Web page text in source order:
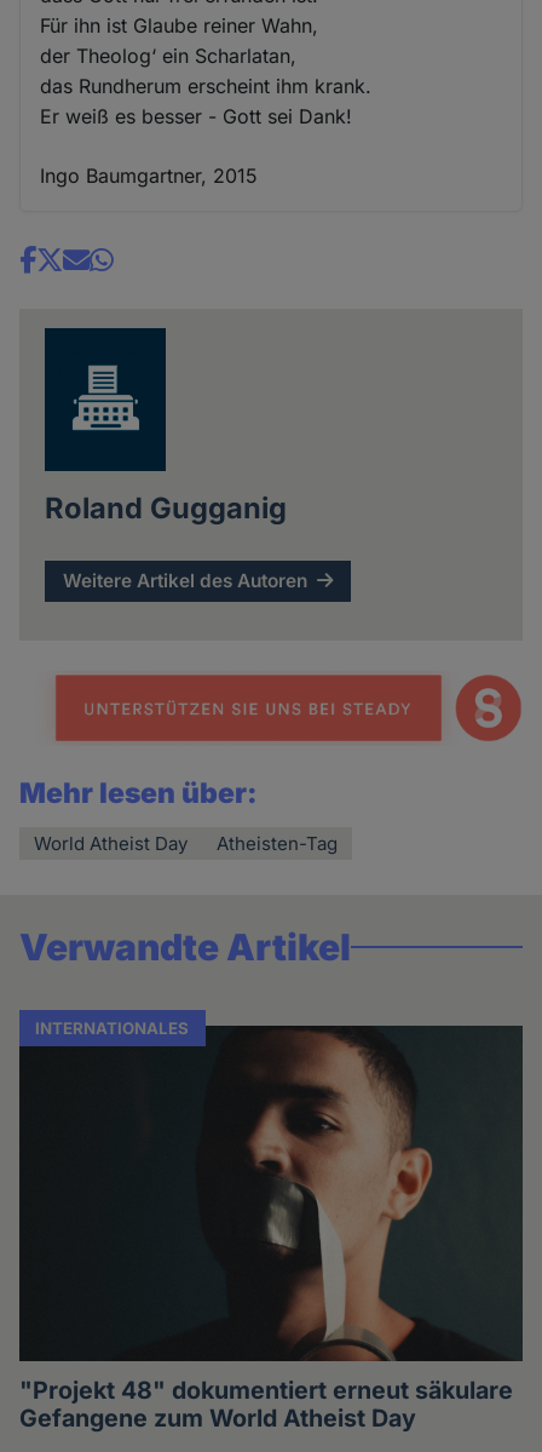
Für ihn ist Glaube reiner Wahn,
der Theolog‘ ein Scharlatan,
das Rundherum erscheint ihm krank.
Er weiß es besser - Gott sei Dank!
Ingo Baumgartner, 2015
Share
Roland Gugganig
Weitere Artikel des Autoren
Mehr lesen über:
World Atheist Day Atheisten-Tag
Verwandte Artikel
INTERNATIONALES
"Projekt 48" dokumentiert erneut säkulare
Gefangene zum World Atheist Day